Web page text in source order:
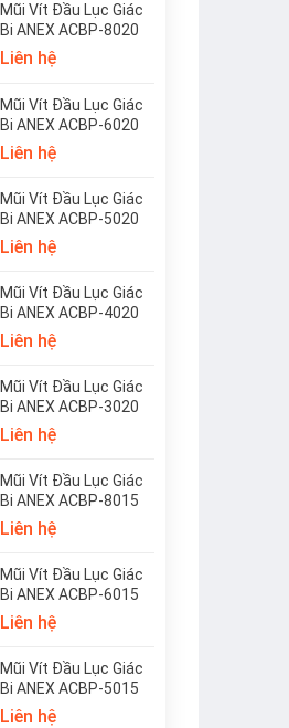
Mũi Vít Đầu Lục Giác
Bi ANEX ACBP-8020
Liên hệ
Mũi Vít Đầu Lục Giác
Bi ANEX ACBP-6020
Liên hệ
Mũi Vít Đầu Lục Giác
Bi ANEX ACBP-5020
Liên hệ
Mũi Vít Đầu Lục Giác
Bi ANEX ACBP-4020
Liên hệ
Mũi Vít Đầu Lục Giác
Bi ANEX ACBP-3020
Liên hệ
Mũi Vít Đầu Lục Giác
Bi ANEX ACBP-8015
Liên hệ
Mũi Vít Đầu Lục Giác
Bi ANEX ACBP-6015
Liên hệ
Mũi Vít Đầu Lục Giác
Bi ANEX ACBP-5015
Liên hệ